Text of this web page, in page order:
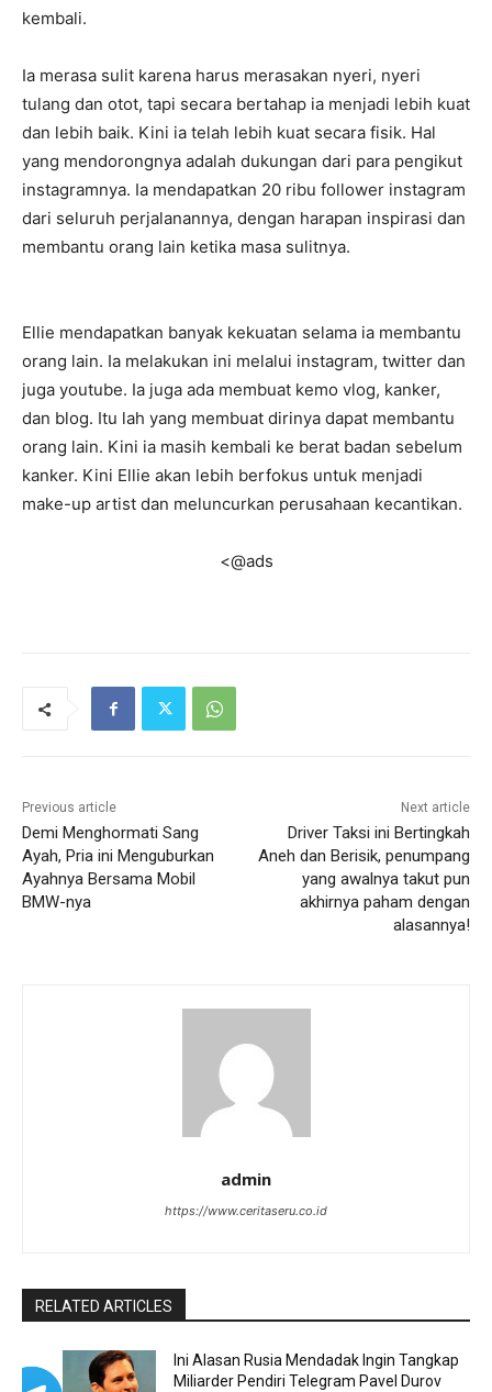
kembali.
Ia merasa sulit karena harus merasakan nyeri, nyeri
tulang dan otot, tapi secara bertahap ia menjadi lebih kuat
dan lebih baik. Kini ia telah lebih kuat secara fisik. Hal
yang mendorongnya adalah dukungan dari para pengikut
instagramnya. Ia mendapatkan 20 ribu follower instagram
dari seluruh perjalanannya, dengan harapan inspirasi dan
membantu orang lain ketika masa sulitnya.
Ellie mendapatkan banyak kekuatan selama ia membantu
orang lain. Ia melakukan ini melalui instagram, twitter dan
juga youtube. Ia juga ada membuat kemo vlog, kanker,
dan blog. Itu lah yang membuat dirinya dapat membantu
orang lain. Kini ia masih kembali ke berat badan sebelum
kanker. Kini Ellie akan lebih berfokus untuk menjadi
make-up artist dan meluncurkan perusahaan kecantikan.
<@ads
Previous article
Demi Menghormati Sang
Ayah, Pria ini Menguburkan
Ayahnya Bersama Mobil
BMW-nya
Next article
Driver Taksi ini Bertingkah
Aneh dan Berisik, penumpang
yang awalnya takut pun
akhirnya paham dengan
alasannya!
admin
https://www.ceritaseru.co.id
RELATED ARTICLES
Ini Alasan Rusia Mendadak Ingin Tangkap
Miliarder Pendiri Telegram Pavel Durov